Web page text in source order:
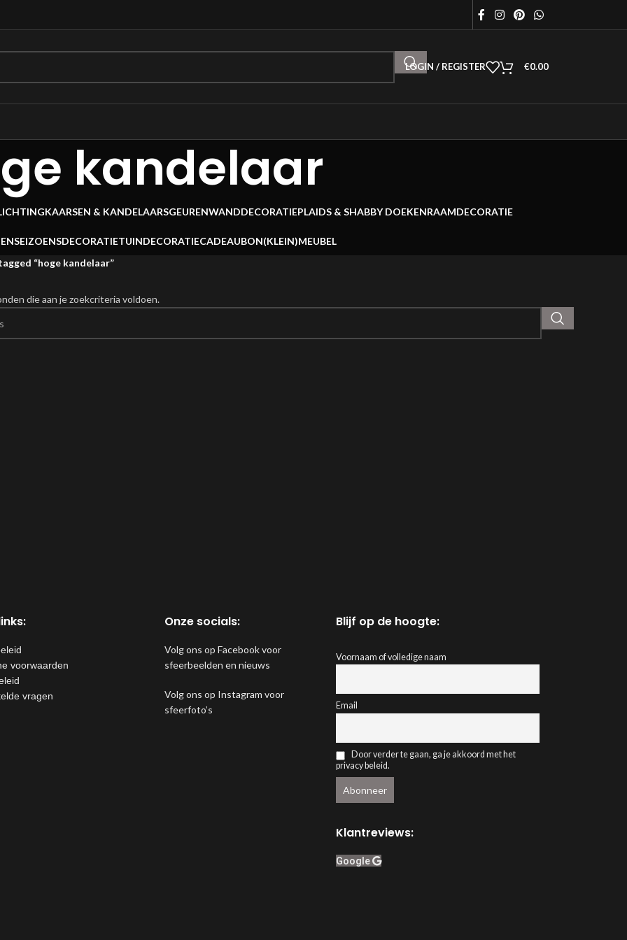
LOGIN / REGISTER €0.00
kandelaar
KAARSEN & KANDELAARSGEURENWANDDECORATIEPLAIDS & SHABBY DOEKENRAAMDECORATIE
SEIZOENSDECORATIETUINDECORATIECADEAUBON(KLEIN)MEUBEL
“hoge kandelaar”
die aan je zoekcriteria voldoen.
voorwaarden
vragen
Onze socials:
Volg ons op Facebook voor
sfeerbeelden en nieuws
Volg ons op Instagram voor
sfeerfoto’s
Blijf op de hoogte:
Voornaam of volledige naam
Email
Door verder te gaan, ga je akkoord met het
privacy beleid.
Klantreviews:
Google